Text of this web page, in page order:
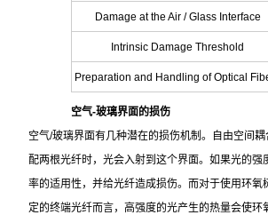
Damage at the Air / Glass Interface
Intrinsic Damage Threshold
Preparation and Handling of Optical
空气-玻璃界面的损伤
空气/玻璃界面有几种潜在的损伤机制。自由空间
配两根光纤时，光会入射到这个界面。如果光的强
率的适用性，并给光纤造成损伤。而对于使用环氧
定的终端光纤而言，高强度的光产生的热量会使环